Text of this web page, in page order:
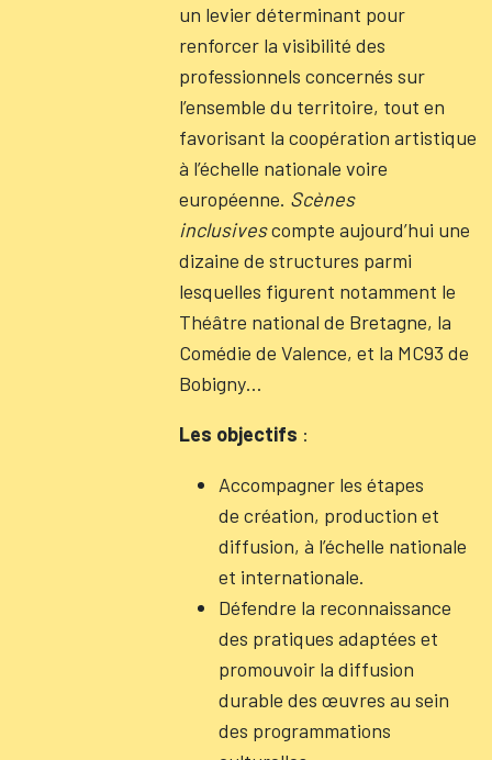
un levier déterminant pour
renforcer la visibilité des
professionnels concernés sur
l’ensemble du territoire, tout en
favorisant la coopération artistique
à l’échelle nationale voire
européenne. Scènes
inclusivescompte aujourd’hui une
dizaine de structures parmi
lesquelles figurent notamment le
Théâtre national de Bretagne, la
Comédie de Valence, et la MC93 de
Bobigny…
Les objectifs :
Accompagner les étapes
de création, production et
diffusion, à l’échelle nationale
et internationale.
Défendre la reconnaissance
des pratiques adaptées et
promouvoir la diffusion
durable des œuvres au sein
des programmations